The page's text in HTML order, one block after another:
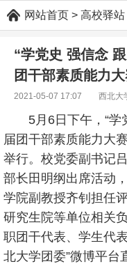
网站首页 > 高校驿站
“学党史 强信念
团干部素质能力
2021-05-07 17:07 西北大
5月6日下午，“
届团干部素质能力大
举行。校党委副书记
部长田明纲出席活动
学院副教授齐钊担任
研究生院等单位相关
职团干代表、学生代
北大学团委”微博平台